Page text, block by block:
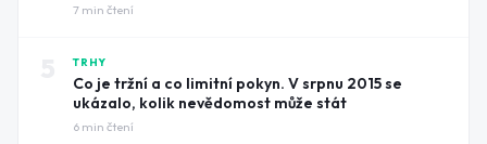
7 min čtení
TRHY
Co je tržní a co limitní pokyn. V srpnu 2015 se
ukázalo, kolik nevědomost může stát
6 min čtení